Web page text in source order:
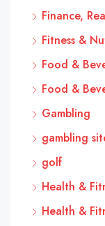
Finance,
Fitness &
Food &
Food &
Gambling
gambling
golf
Health &
Health &